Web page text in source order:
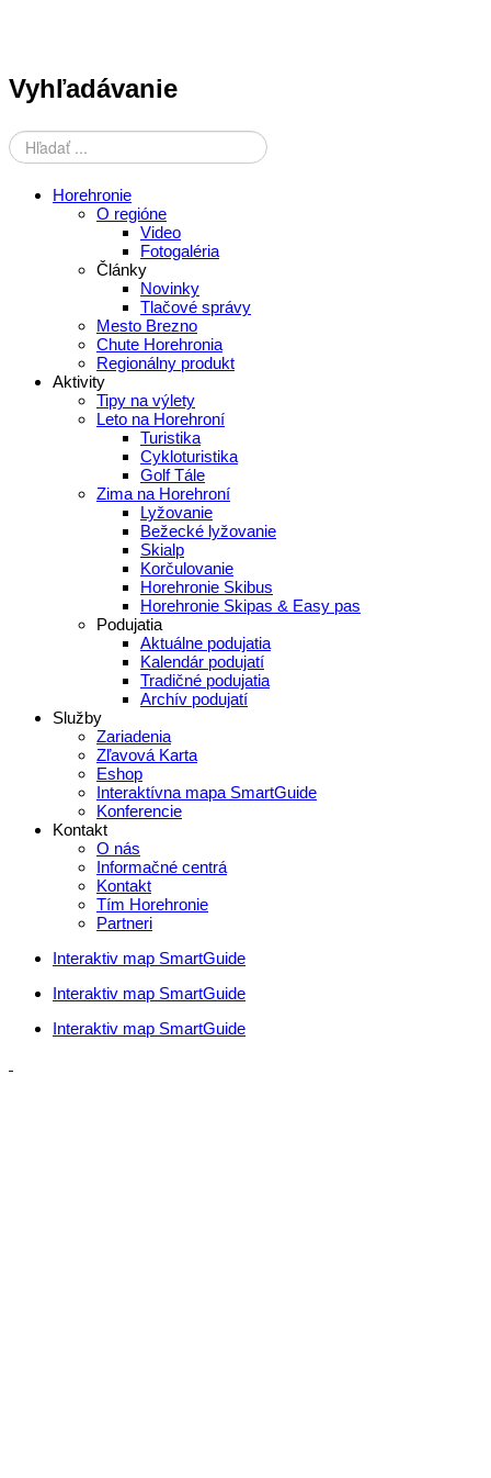
Vyhľadávanie
Horehronie
O regióne
Video
Fotogaléria
Články
Novinky
Tlačové správy
Mesto Brezno
Chute Horehronia
Regionálny produkt
Aktivity
Tipy na výlety
Leto na Horehroní
Turistika
Cykloturistika
Golf Tále
Zima na Horehroní
Lyžovanie
Bežecké lyžovanie
Skialp
Korčulovanie
Horehronie Skibus
Horehronie Skipas & Easy pas
Podujatia
Aktuálne podujatia
Kalendár podujatí
Tradičné podujatia
Archív podujatí
Služby
Zariadenia
Zľavová Karta
Eshop
Interaktívna mapa SmartGuide
Konferencie
Kontakt
O nás
Informačné centrá
Kontakt
Tím Horehronie
Partneri
Interaktiv map SmartGuide
Interaktiv map SmartGuide
Interaktiv map SmartGuide